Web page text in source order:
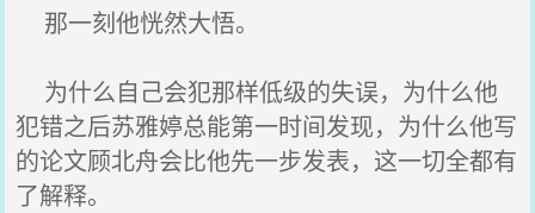
那一刻他恍然大悟。
为什么自己会犯那样低级的失误，为什么他
犯错之后苏雅婷总能第一时间发现，为什么他写
的论文顾北舟会比他先一步发表，这一切全都有
了解释。